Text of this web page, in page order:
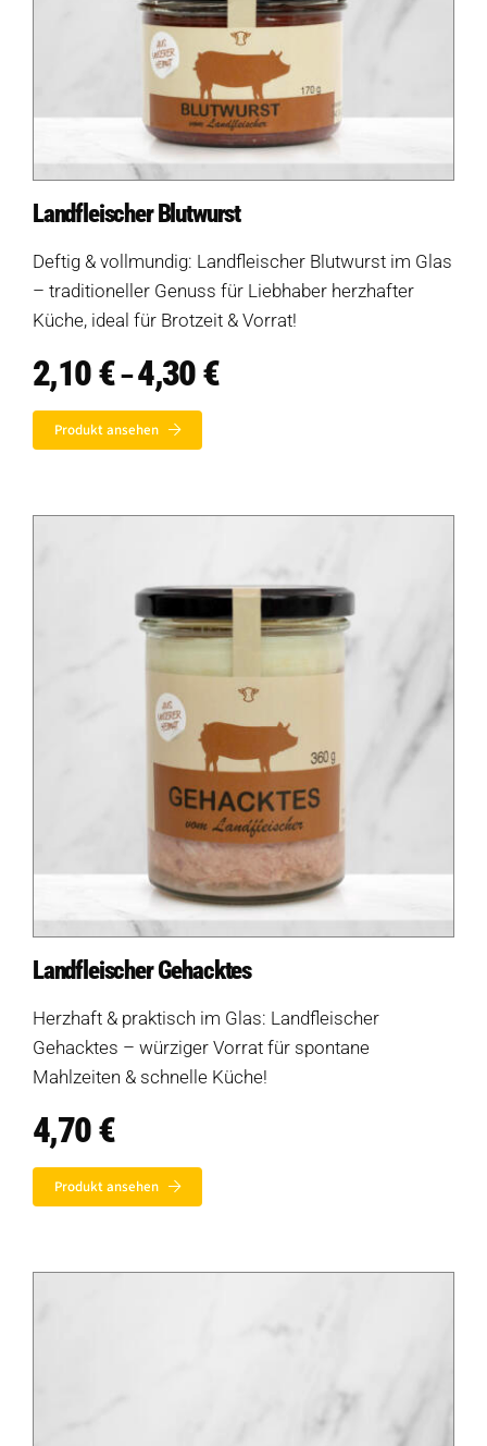
Landfleischer Blutwurst
Deftig & vollmundig: Landfleischer Blutwurst im Glas
– traditioneller Genuss für Liebhaber herzhafter
Küche, ideal für Brotzeit & Vorrat!
2,10€ –4,30€Preisspanne:
2,10 €
Produkt ansehen
Landfleischer Gehacktes
Herzhaft & praktisch im Glas: Landfleischer
Gehacktes – würziger Vorrat für spontane
Mahlzeiten & schnelle Küche!
4,70€
Produkt ansehen
Auf dieser Seite
Weitere Ressourcen
Verkaufswagen-Tour
Weitere Verkaufsstellen
Über uns